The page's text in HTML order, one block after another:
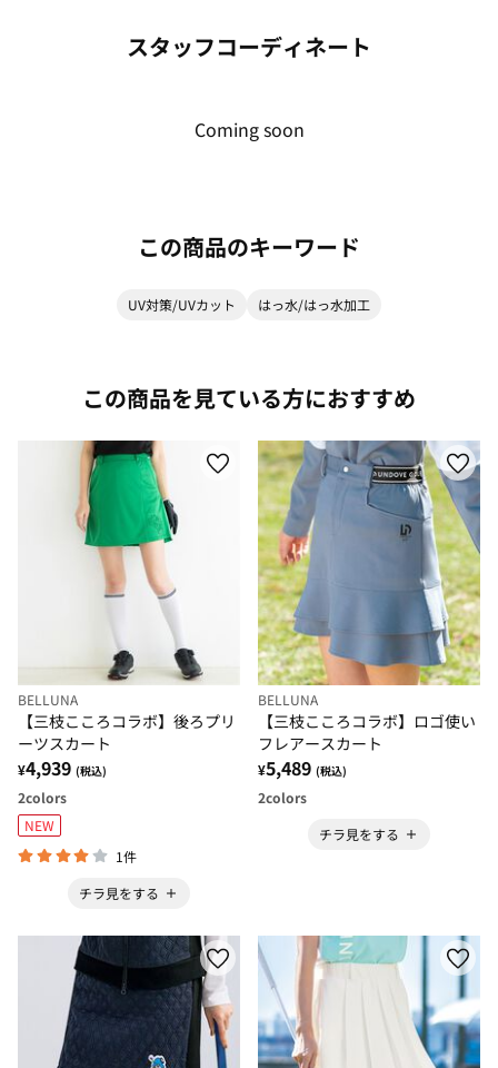
スタッフコーディネート
Coming soon
この商品のキーワード
UV対策/UVカット はっ水/はっ水加工
この商品を見ている方におすすめ
BELLUNA
【三枝こころコラボ】後ろプリ
ーツスカート
¥4,939 (税込)
2colors
NEW
1件
チラ見をする
BELLUNA
【三枝こころコラボ】ロゴ使い
フレアースカート
¥5,489 (税込)
2colors
チラ見をする